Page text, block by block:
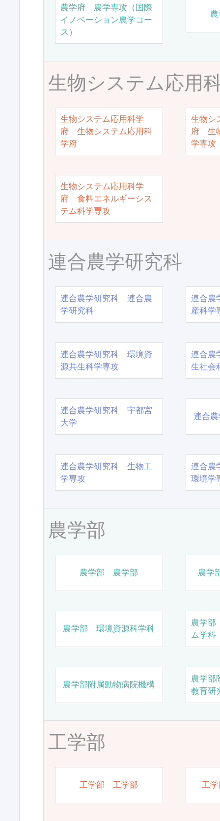
農学府 農学専攻（国際
イノベーション農学コー
ス）
生物システム応用
生物システム応用科学
府 生物システム応用科
学府
生物シ
府 生
学専攻
生物システム応用科学
府 食料エネルギーシス
テム科学専攻
連合農学研究科
連合農学研究科 連合農
学研究科
連合農
産科学
連合農学研究科 環境資
源共生科学専攻
連合農
生社会
連合農学研究科 宇都宮
大学
連合
連合農学研究科 生物工
学専攻
連合農
環境学
農学部
農学部 農学部 農学
農学部 環境資源科学科
農学
ム学科
農学部附属動物病院機構
農学部
教育研
工学部
工学部 工学部 工